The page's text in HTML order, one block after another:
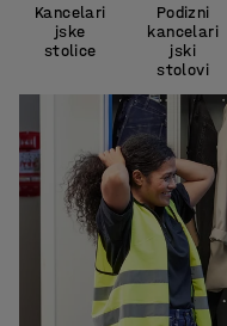
Kancelari
jske
stolice
Podizni
kancelari
jski
stolovi